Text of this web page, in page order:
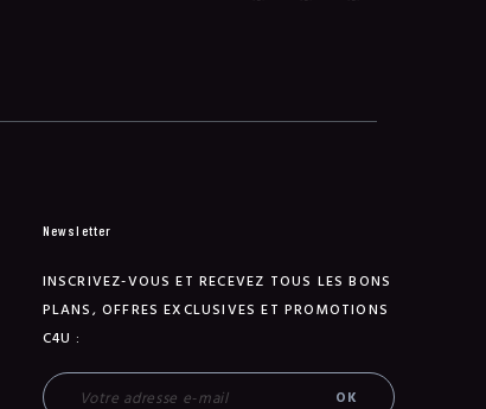
Newsletter
INSCRIVEZ-VOUS ET RECEVEZ TOUS LES BONS
PLANS, OFFRES EXCLUSIVES ET PROMOTIONS
C4U :